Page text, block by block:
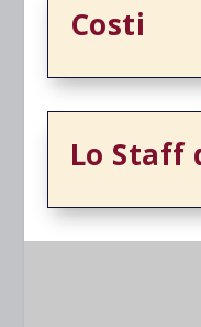
Costi
Lo Staff